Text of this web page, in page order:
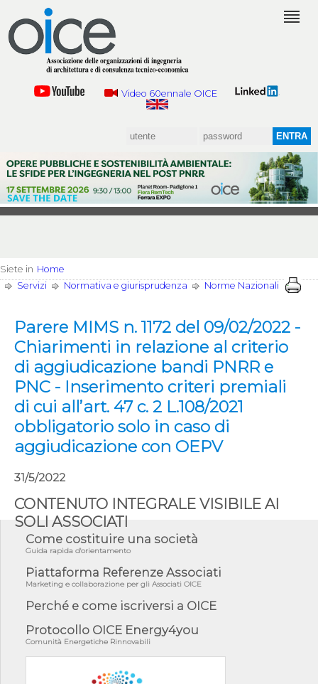
Video 60ennale OICE
Siete in Home
Servizi
Normativa e giurisprudenza Norme Nazionali
Parere MIMS n. 1172 del 09/02/2022 -
Chiarimenti in relazione al criterio
di aggiudicazione bandi PNRR e
PNC - Inserimento criteri premiali
di cui all’art. 47 c. 2 L.108/2021
obbligatorio solo in caso di
aggiudicazione con OEPV
31/5/2022
CONTENUTO INTEGRALE VISIBILE AI
SOLI ASSOCIATI
Come costituire una società
Guida rapida d'orientamento
Piattaforma Referenze Associati
Marketing e collaborazione per gli Associati OICE
Perché e come iscriversi a OICE
Protocollo OICE Energy4you
Comunità Energetiche Rinnovabili